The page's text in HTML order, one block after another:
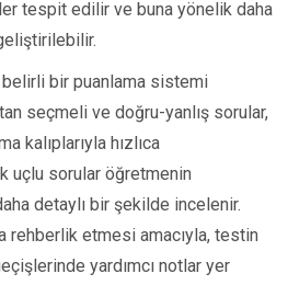
tespit edilir ve buna yönelik daha
bir puanlama sistemi
seçmeli ve doğru-yanlış sorular,
kalıplarıyla hızlıca
uçlu sorular öğretmenin
detaylı bir şekilde incelenir.
rehberlik etmesi amacıyla, testin
yardımcı notlar yer